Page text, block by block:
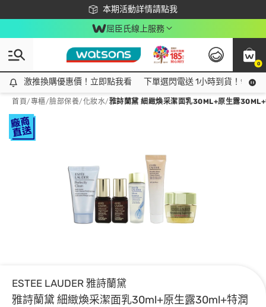
本期活動詳情請點我
下載app最高回饋$350
屈臣氏線上服務
0
激推換購優惠價！立即點我看
激推換購優惠價！立即點我看 下單選閃電送 1小時到貨！領神
首頁/專櫃/臉部保養/化妝水/雅詩蘭黛 細緻煥采潔面乳30ML+原生露
ESTEE LAUDER 雅詩蘭黛
雅詩蘭黛 細緻煥采潔面乳30ml+原生露30ml+特潤